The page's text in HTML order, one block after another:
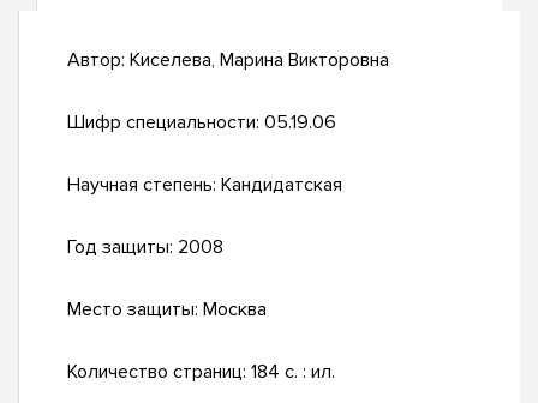
Автор: Киселева, Марина Викторовна
Шифр специальности: 05.19.06
Научная степень: Кандидатская
Год защиты: 2008
Место защиты: Москва
Количество страниц: 184 с. : ил.